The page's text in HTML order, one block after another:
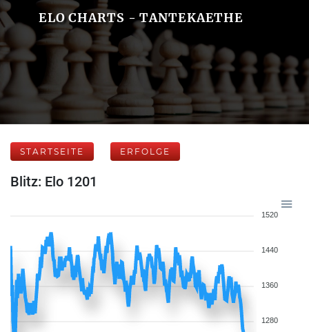
ELO CHARTS - TANTEKAETHE
STARTSEITE ERFOLGE
Blitz: Elo 1201
1520
1440
1360
1280